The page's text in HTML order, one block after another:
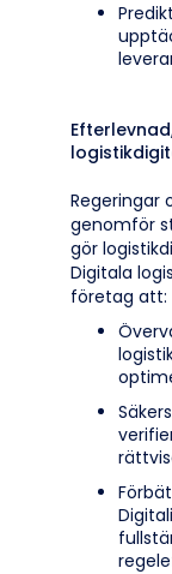
Regeringar
genomför
gör
Digitala
företag att: